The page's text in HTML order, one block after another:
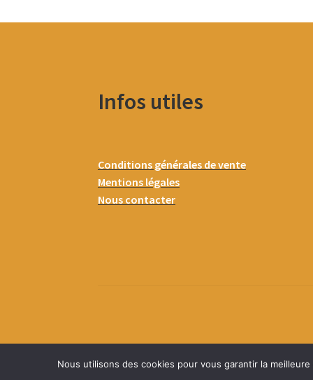
Infos utiles
Conditions générales de vente
Mentions légales
Nous contacter
Nous utilisons des cookies pour vous garantir la